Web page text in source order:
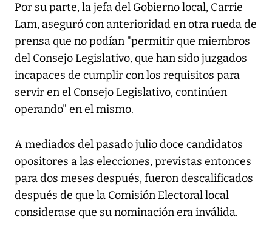
Por su parte, la jefa del Gobierno local, Carrie
Lam, aseguró con anterioridad en otra rueda de
prensa que no podían "permitir que miembros
del Consejo Legislativo, que han sido juzgados
incapaces de cumplir con los requisitos para
servir en el Consejo Legislativo, continúen
operando" en el mismo.
A mediados del pasado julio doce candidatos
opositores a las elecciones, previstas entonces
para dos meses después, fueron descalificados
después de que la Comisión Electoral local
considerase que su nominación era inválida.